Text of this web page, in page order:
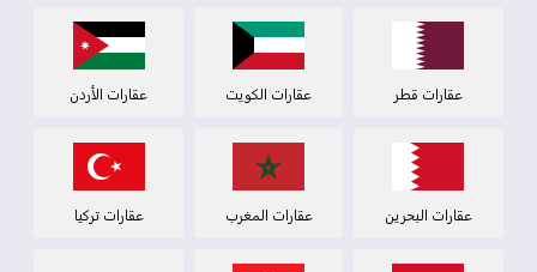
عقارات قطر عقارات الكويت عقارات الأردن
عقارات البحرين عقارات المغرب عقارات تركيا